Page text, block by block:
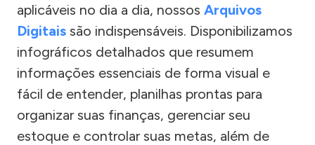
aplicáveis no dia a dia, nossos Arquivos
Digitais são indispensáveis. Disponibilizamos
infográficos detalhados que resumem
informações essenciais de forma visual e
fácil de entender, planilhas prontas para
organizar suas finanças, gerenciar seu
estoque e controlar suas metas, além de